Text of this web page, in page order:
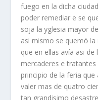
fuego en la dicha
poder remediar e se
soja la yglesia mayor
asi mismo se quemó
que en ellas aví­a asi
mercaderes e
principio de la feria
valer mas de quatro
tan grandisimo